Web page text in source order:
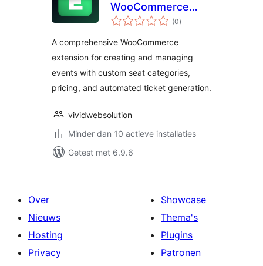
WooCommerce
Event Management
(0totaal
waarderingen
)
A comprehensive WooCommerce
extension for creating and managing
events with custom seat categories,
pricing, and automated ticket generation.
vividwebsolution
Minder dan 10 actieve installaties
Getest met 6.9.6
Over
Nieuws
Hosting
Privacy
Showcase
Thema's
Plugins
Patronen